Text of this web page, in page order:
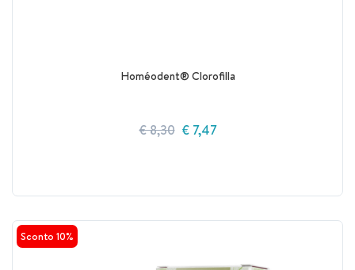
Homéodent® Clorofilla
€ 8,30 € 7,47
Sconto 10%